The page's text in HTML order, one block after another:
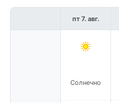
пт 7. авг.
Солнечно